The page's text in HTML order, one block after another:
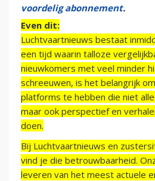
voordelig abonnement.
Even dit:
Luchtvaartnieuws bestaat
een tijd waarin talloze
nieuwkomers met veel minder
schreeuwen, is het belangrijk
platforms te hebben die niet
maar ook perspectief en
doen.
Bij Luchtvaartnieuws en
vind je die betrouwbaarheid.
leveren van het meest actuele